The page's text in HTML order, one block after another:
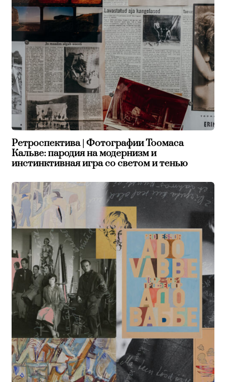
Ретроспектива | Фотографии Тоомаса
Кальве: пародия на модернизм и
инстинктивная игра со светом и тенью